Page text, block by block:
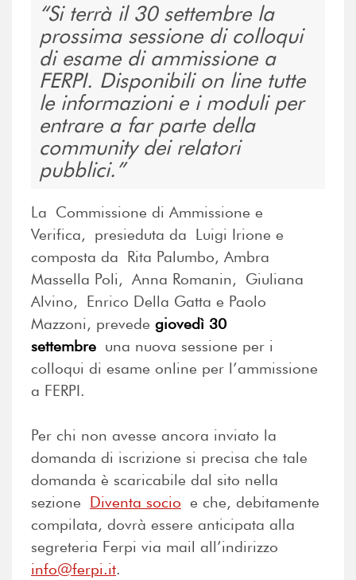
Si terrà il 30 settembre la
prossima sessione di colloqui
di esame di ammissione a
FERPI. Disponibili on line tutte
le informazioni e i moduli per
entrare a far parte della
community dei relatori
pubblici.
La Commissione di Ammissione e
Verifica, presieduta da Luigi Irione e
composta da Rita Palumbo, Ambra
Massella Poli, Anna Romanin, Giuliana
Alvino, Enrico Della Gatta e Paolo
Mazzoni, prevede giovedì 30
settembre una nuova sessione per i
colloqui di esame online per l’ammissione
a FERPI.
Per chi non avesse ancora inviato la
domanda di iscrizione si precisa che tale
domanda è scaricabile dal sito nella
sezione Diventa socio e che, debitamente
compilata, dovrà essere anticipata alla
segreteria Ferpi via mail all’indirizzo
info@ferpi.it.